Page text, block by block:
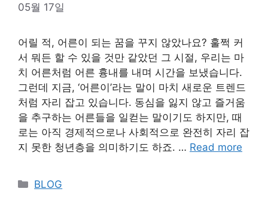
05월 17일
어릴 적, 어른이 되는 꿈을 꾸지 않았나요? 훌쩍 커
서 뭐든 할 수 있을 것만 같았던 그 시절, 우리는 마
치 어른처럼 어른 흉내를 내며 시간을 보냈습니다.
그런데 지금, ‘어른이’라는 말이 마치 새로운 트렌드
처럼 자리 잡고 있습니다. 동심을 잃지 않고 즐거움
을 추구하는 어른들을 일컫는 말이기도 하지만, 때
로는 아직 경제적으로나 사회적으로 완전히 자리 잡
지 못한 청년층을 의미하기도 하죠. … Read more
Categories
BLOG